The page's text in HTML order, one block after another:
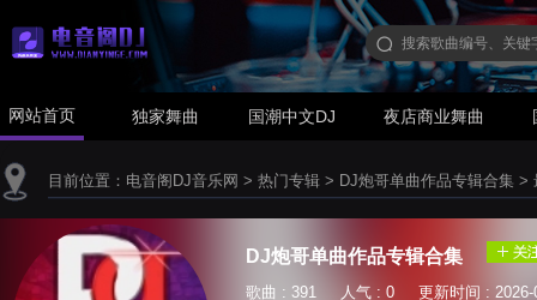
网站首页 独家舞曲 国潮中文DJ 夜店商业舞曲
目前位置： 电音阁DJ音乐网 > 热门专辑 > DJ炮哥单曲作品专辑合集 >
DJ炮哥单曲作品专辑合集
歌曲 : 391 人气 : 0 更新时间 : 2026-